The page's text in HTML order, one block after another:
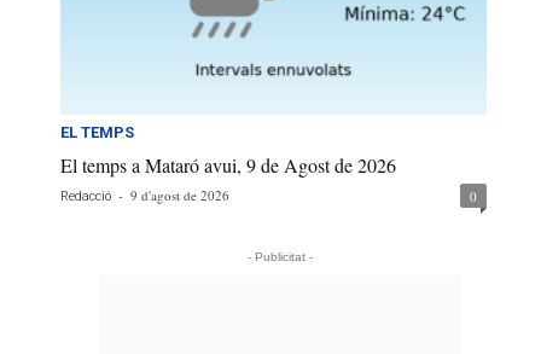
EL TEMPS
El temps a Mataró avui, 9 de Agost de 2026
Redacció - 9 d'agost de 2026 0
- Publicitat -